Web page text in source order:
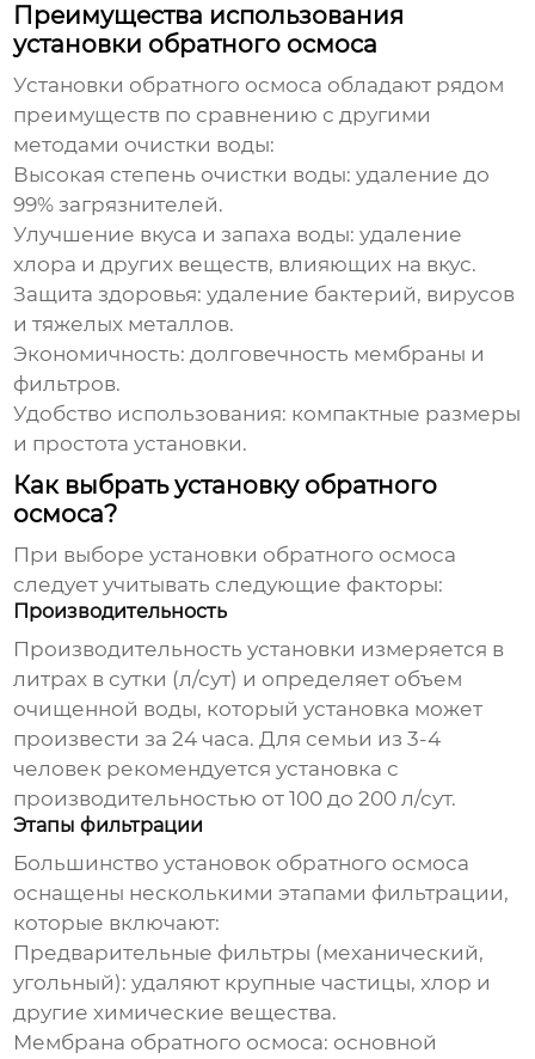
Преимущества использования
установки обратного осмоса
Установки обратного осмоса обладают рядом
преимуществ по сравнению с другими
методами очистки воды:
Высокая степень очистки воды: удаление до
99% загрязнителей.
Улучшение вкуса и запаха воды: удаление
хлора и других веществ, влияющих на вкус.
Защита здоровья: удаление бактерий, вирусов
и тяжелых металлов.
Экономичность: долговечность мембраны и
фильтров.
Удобство использования: компактные размеры
и простота установки.
Как выбрать установку обратного
осмоса?
При выбореустановки обратного осмоса
следует учитывать следующие факторы:
Производительность
Производительность установки измеряется в
литрах в сутки (л/сут) и определяет объем
очищенной воды, который установка может
произвести за 24 часа. Для семьи из 3-4
человек рекомендуется установка с
производительностью от 100 до 200 л/сут.
Этапы фильтрации
Большинствоустановок обратного осмоса
оснащены несколькими этапами фильтрации,
которые включают:
Предварительные фильтры (механический,
угольный): удаляют крупные частицы, хлор и
другие химические вещества.
Мембрана обратного осмоса: основной